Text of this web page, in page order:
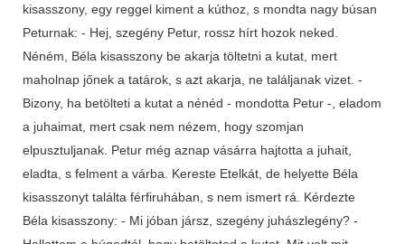
kisasszony, egy reggel kiment a kúthoz, s mondta nagy búsan
Peturnak: - Hej, szegény Petur, rossz hírt hozok neked.
Néném, Béla kisasszony be akarja töltetni a kutat, mert
maholnap jőnek a tatárok, s azt akarja, ne találjanak vizet. -
Bizony, ha betölteti a kutat a nénéd - mondotta Petur -, eladom
a juhaimat, mert csak nem nézem, hogy szomjan
elpusztuljanak. Petur még aznap vásárra hajtotta a juhait,
eladta, s felment a várba. Kereste Etelkát, de helyette Béla
kisasszonyt találta férfiruhában, s nem ismert rá. Kérdezte
Béla kisasszony: - Mi jóban jársz, szegény juhászlegény? -